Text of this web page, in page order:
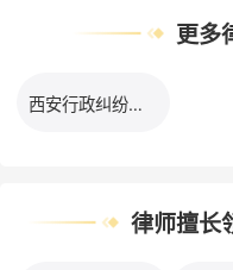
更多
西安行政纠纷律师排行榜
律师擅长